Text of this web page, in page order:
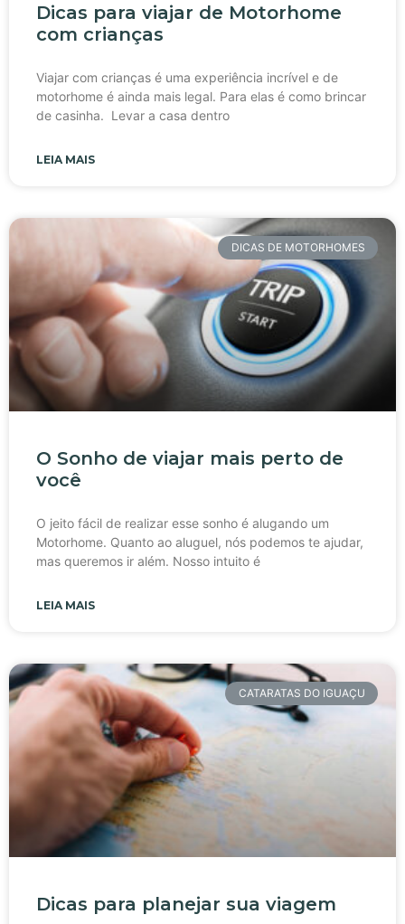
Dicas para viajar de Motorhome
com crianças
Viajar com crianças é uma experiência incrível e de
motorhome é ainda mais legal. Para elas é como brincar
de casinha. Levar a casa dentro
LEIA MAIS
DICAS DE MOTORHOMES
O Sonho de viajar mais perto de
você
O jeito fácil de realizar esse sonho é alugando um
Motorhome. Quanto ao aluguel, nós podemos te ajudar,
mas queremos ir além. Nosso intuito é
LEIA MAIS
CATARATAS DO IGUAÇU
Dicas para planejar sua viagem